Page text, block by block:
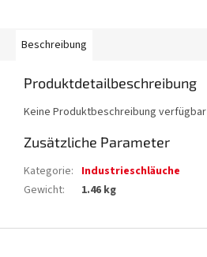
Beschreibung
Produktdetailbeschreibung
Keine Produktbeschreibung verfügbar
Zusätzliche Parameter
Kategorie: Industrieschläuche
Gewicht: 1.46 kg